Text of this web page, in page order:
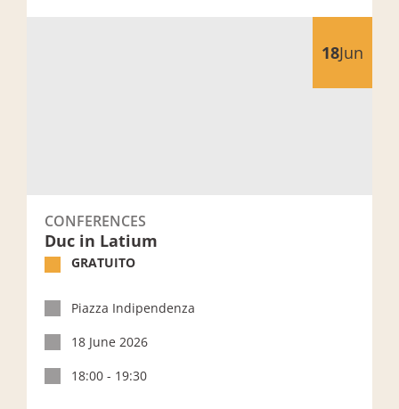
Duc in Latium
CONFERENCES
18Jun
18 June 2026
18:00 - 19:30
GRATUITO
Piazza Indipendenza